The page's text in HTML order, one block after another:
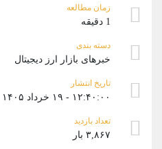
زمان مطالعه
1 دقیقه
دسته بندی
خبرهای بازار ارز دیجیتال
تاریخ انتشار
۱۲:۴۰:۰۰ - ۱۹ خرداد ۱۴۰۵
تعداد بازدید
۳,۸۶۷ بار
پشتیبان فروش (ایمان پوراسماعیلی)
واتساپ